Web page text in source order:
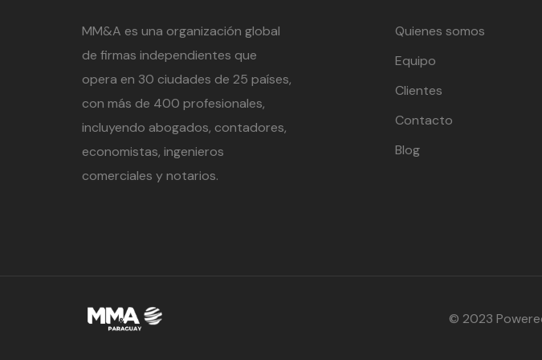
MM&A es una organización global
de firmas independientes que
opera en 30 ciudades de 25 países,
con más de 400 profesionales,
incluyendo abogados, contadores,
economistas, ingenieros
comerciales y notarios.
Quienes somos
Equipo
Clientes
Contacto
Blog
© 2023